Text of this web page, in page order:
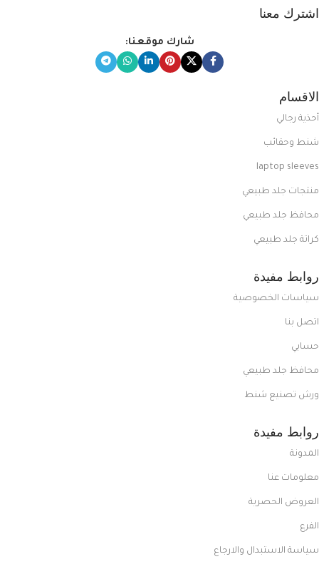
اشترك معنا
شارك موقعنا:
الاقسام
أحذية رجالي
شنط وحقائب
laptop sleeves
منتجات جلد طبيعي
محافظ جلد طبيعي
كراتة جلد طبيعي
روابط مفيدة
سياسات الخصوصية
اتصل بنا
حسابي
محافظ جلد طبيعي
ورش تصنيع شنط
روابط مفيدة
المدونة
معلومات عنا
العروض الحصرية
الفرع
سياسة الاستبدال والارجاع